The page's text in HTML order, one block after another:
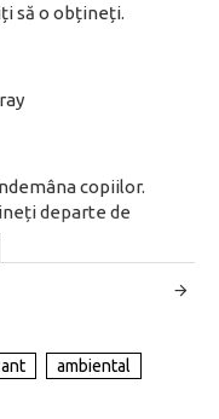
să o obțineți.
copiilor.
departe de
ambiental